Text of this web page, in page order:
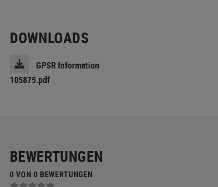
DOWNLOADS
GPSR Information
105875.pdf
BEWERTUNGEN
0 VON 0 BEWERTUNGEN